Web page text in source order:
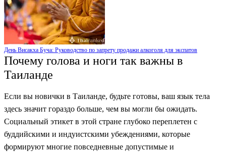
День Висакха Буча: Руководство по запрету продажи алкоголя для экспатов
Почему голова и ноги так важны в
Таиланде
Если вы новички в Таиланде, будьте готовы, ваш язык тела
здесь значит гораздо больше, чем вы могли бы ожидать.
Социальный этикет в этой стране глубоко переплетен с
буддийскими и индуистскими убеждениями, которые
формируют многие повседневные допустимые и